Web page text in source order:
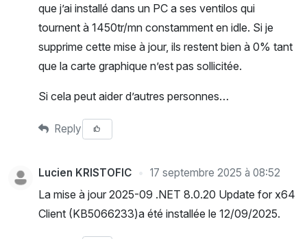
que j’ai installé dans un PC a ses ventilos qui
tournent à 1450tr/mn constamment en idle. Si je
supprime cette mise à jour, ils restent bien à 0% tant
que la carte graphique n’est pas sollicitée.
Si cela peut aider d’autres personnes…
Reply
Lucien KRISTOFIC 17 septembre 2025 à 08:52
La mise à jour 2025-09 .NET 8.0.20 Update for x64
Client (KB5066233)a été installée le 12/09/2025.